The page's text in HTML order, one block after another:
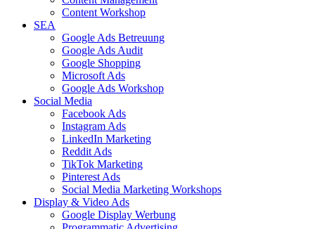
Content Workshop
SEA
Google Ads Betreuung
Google Ads Audit
Google Shopping
Microsoft Ads
Google Ads Workshop
Social Media
Facebook Ads
Instagram Ads
LinkedIn Marketing
Reddit Ads
TikTok Marketing
Pinterest Ads
Social Media Marketing Workshops
Display & Video Ads
Google Display Werbung